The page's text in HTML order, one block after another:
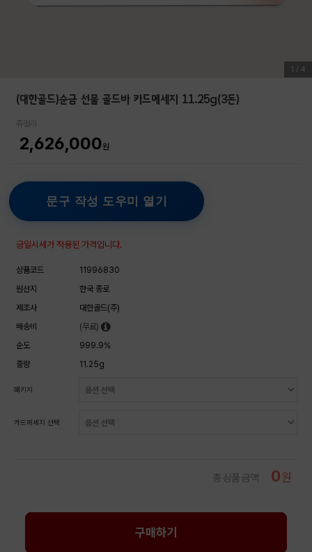
1 / 4
(대한골드)순금 선물 골드바 카드메세지 11.25g(3돈)
쥬얼리
2,626,000원
문구 작성 도우미 열기
금일시세가 적용된 가격입니다.
상품코드
11996830
원산지
한국 종로
제조사
대한골드(주)
배송비
(무료)
순도
999.9%
중량
11.25g
패키지
카드메세지 선택
총 상품 금액 0원
구매하기